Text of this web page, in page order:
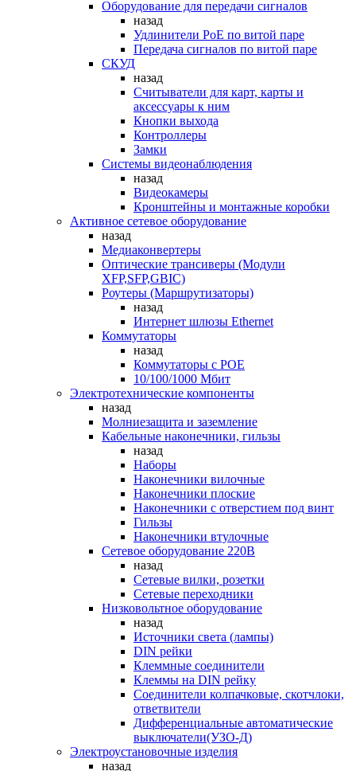
Оборудование для передачи сигналов
назад
Удлинители PoE по витой паре
Передача сигналов по витой паре
СКУД
назад
Считыватели для карт, карты и
аксессуары к ним
Кнопки выхода
Контроллеры
Замки
Системы видеонаблюдения
назад
Видеокамеры
Кронштейны и монтажные коробки
Активное сетевое оборудование
назад
Медиаконвертеры
Оптические трансиверы (Модули
XFP,SFP,GBIC)
Роутеры (Маршрутизаторы)
назад
Интернет шлюзы Ethernet
Коммутаторы
назад
Коммутаторы c POE
10/100/1000 Мбит
Электротехнические компоненты
назад
Молниезащита и заземление
Кабельные наконечники, гильзы
назад
Наборы
Наконечники вилочные
Наконечники плоские
Наконечники с отверстием под винт
Гильзы
Наконечники втулочные
Сетевое оборудование 220В
назад
Сетевые вилки, розетки
Сетевые переходники
Низковольтное оборудование
назад
Источники света (лампы)
DIN рейки
Клеммные соединители
Клеммы на DIN рейку
Соединители колпачковые, скотчлоки,
ответвители
Дифференциальные автоматические
выключатели(УЗО-Д)
Электроустановочные изделия
назад